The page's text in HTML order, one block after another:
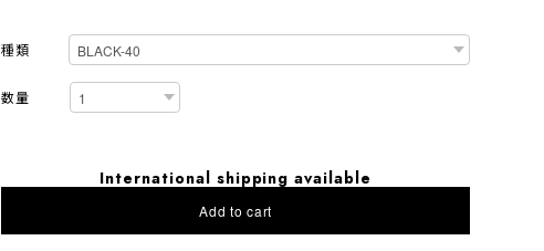
種類
数量
International shipping available
Add to cart